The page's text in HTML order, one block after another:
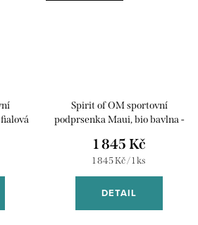
Spirit of OM sportovní
podprsenka Maui, bio bavlna -
1 845 Kč
Měrná
cena:
1 845 Kč / 1 ks
DETAIL